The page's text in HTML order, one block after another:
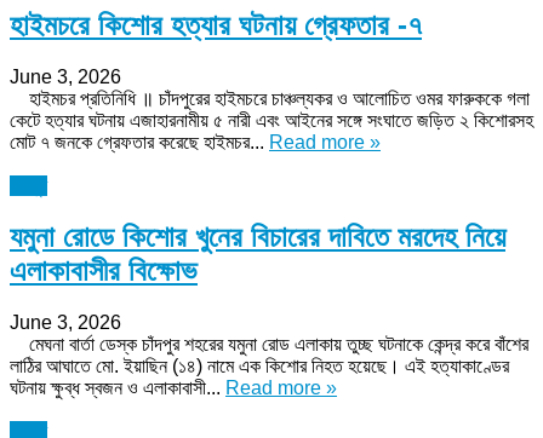
হাইমচরে কিশোর হত্যার ঘটনায় গ্রেফতার -৭
June 3, 2026
হাইমচর প্রতিনিধি ॥ চাঁদপুরের হাইমচরে চাঞ্চল্যকর ও আলোচিত ওমর ফারুককে গলা
কেটে হত্যার ঘটনায় এজাহারনামীয় ৫ নারী এবং আইনের সঙ্গে সংঘাতে জড়িত ২ কিশোরসহ
মোট ৭ জনকে গ্রেফতার করেছে হাইমচর... Read more »
যমুনা রোডে কিশোর খুনের বিচারের দাবিতে মরদেহ নিয়ে
এলাকাবাসীর বিক্ষোভ
June 3, 2026
মেঘনা বার্তা ডেস্ক চাঁদপুর শহরের যমুনা রোড এলাকায় তুচ্ছ ঘটনাকে কেন্দ্র করে বাঁশের
লাঠির আঘাতে মো. ইয়াছিন (১৪) নামে এক কিশোর নিহত হয়েছে। এই হত্যাকাণ্ডের
ঘটনায় ক্ষুব্ধ স্বজন ও এলাকাবাসী... Read more »